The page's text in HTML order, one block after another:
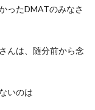
ったDMATのみなさ
んは、随分前から念
いのは